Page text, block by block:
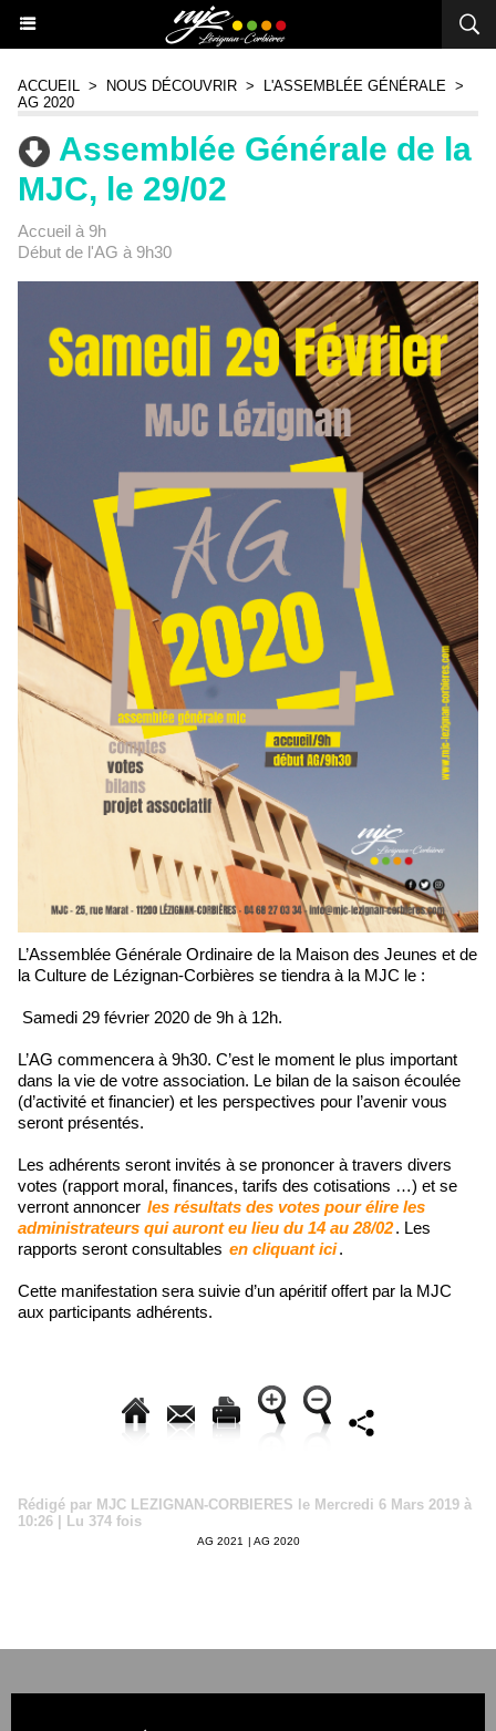
ACCUEIL > NOUS DÉCOUVRIR > L'ASSEMBLÉE GÉNÉRALE >
AG 2020
Assemblée Générale de la
MJC, le 29/02
Accueil à 9h
Début de l'AG à 9h30
L’Assemblée Générale Ordinaire de la Maison des Jeunes et de
la Culture de Lézignan-Corbières se tiendra à la MJC le :
Samedi 29 février 2020 de 9h à 12h.
L’AG commencera à 9h30. C’est le moment le plus important
dans la vie de votre association. Le bilan de la saison écoulée
(d’activité et financier) et les perspectives pour l’avenir vous
seront présentés.
Les adhérents seront invités à se prononcer à travers divers
votes (rapport moral, finances, tarifs des cotisations …) et se
verront annoncer les résultats des votes pour élire les
administrateurs qui auront eu lieu du 14 au 28/02. Les
rapports seront consultables en cliquant ici.
Cette manifestation sera suivie d’un apéritif offert par la MJC
aux participants adhérents.
Rédigé par MJC LEZIGNAN-CORBIERES le Mercredi 6 Mars 2019 à
10:26 | Lu 374 fois
AG 2021 AG 2020